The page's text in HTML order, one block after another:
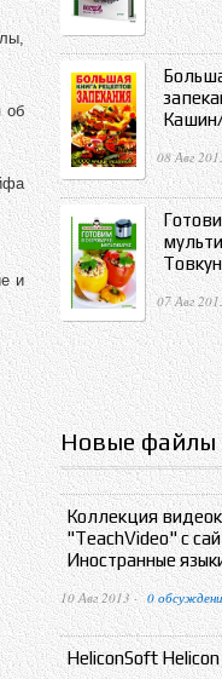
об
и
08 Авг
07 Авг
Новые файлы
Коллекция
"TeachVideo" с
Иностранные
10 Авг 2013 · 0
HeliconSoft